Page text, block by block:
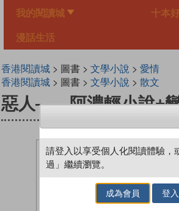
我的閱讀城 十本
漫話生活
香港閱讀城> 圖書 > 文學小說 > 愛情
香港閱讀城> 圖書 > 文學小說 > 散文
惡人——阿濃輕小說+
請登入以享受個人化閱讀體驗，
過」繼續瀏覽。
成為會員 登入